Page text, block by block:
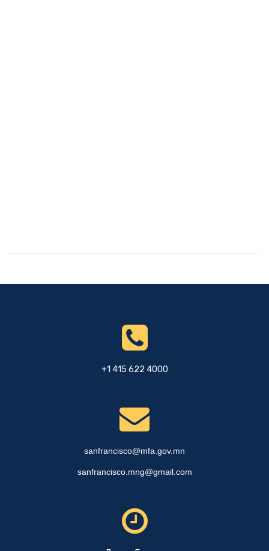
+1 415 622 4000
sanfrancisco@mfa.gov.mn
sanfrancisco.mng@gmail.com